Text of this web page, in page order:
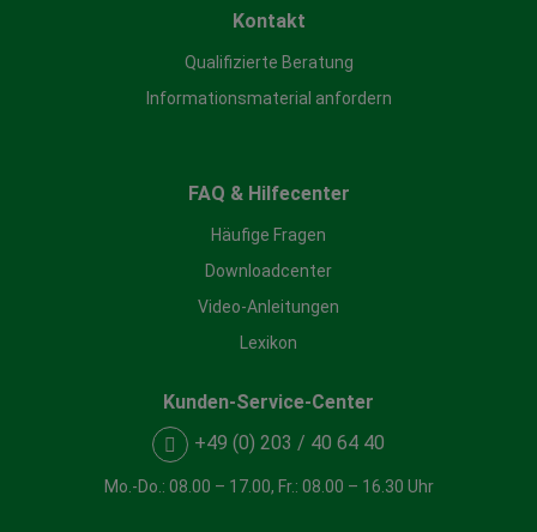
Kontakt
Qualifizierte Beratung
Informationsmaterial anfordern
FAQ & Hilfecenter
Häufige Fragen
Downloadcenter
Video-Anleitungen
Lexikon
Kunden-Service-Center
+49 (0) 203 / 40 64 40
Mo.-Do.: 08.00 – 17.00, Fr.: 08.00 – 16.30 Uhr